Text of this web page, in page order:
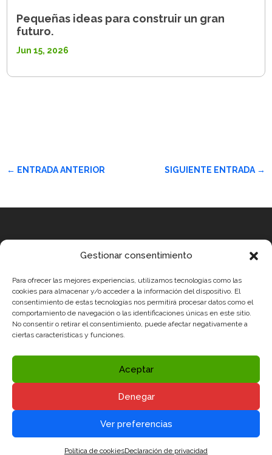
Gestionar consentimiento
Para ofrecer las mejores experiencias, utilizamos tecnologías como las
cookies para almacenar y/o acceder a la información del dispositivo. El
consentimiento de estas tecnologías nos permitirá procesar datos como el
comportamiento de navegación o las identificaciones únicas en este sitio.
No consentir o retirar el consentimiento, puede afectar negativamente a
ciertas características y funciones.
Aceptar
Denegar
Ver preferencias
Política de cookiesDeclaración de privacidad
Pequeñas ideas para construir un gran
futuro.
Jun 15, 2026
← ENTRADA ANTERIOR SIGUIENTE ENTRADA→
ROBOTIX CASTELLÓN
INGENIOOS VALENCIA
CERCA ALICANTE
Condiciones legales
Política de Privacidad y Aviso Legal
Política de Cookies